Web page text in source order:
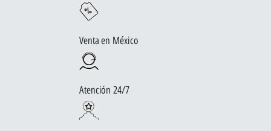
Venta en México
Atención 24/7